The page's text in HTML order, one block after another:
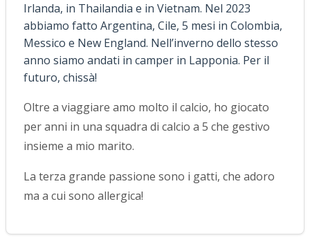
Irlanda, in Thailandia e in Vietnam. Nel 2023
abbiamo fatto Argentina, Cile, 5 mesi in Colombia,
Messico e New England. Nell’inverno dello stesso
anno siamo andati in camper in Lapponia. Per il
futuro, chissà!
Oltre a viaggiare amo molto il calcio, ho giocato
per anni in una squadra di calcio a 5 che gestivo
insieme a mio marito.
La terza grande passione sono i gatti, che adoro
ma a cui sono allergica!